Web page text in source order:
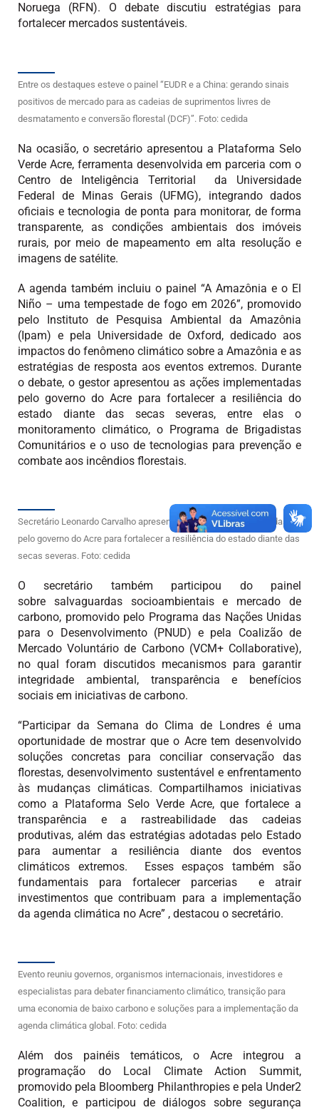
Noruega (RFN). O debate discutiu estratégias para
fortalecer mercados sustentáveis.
Entre os destaques esteve o painel “EUDR e a China: gerando sinais
positivos de mercado para as cadeias de suprimentos livres de
desmatamento e conversão florestal (DCF)”. Foto: cedida
Na ocasião, o secretário apresentou a Plataforma Selo
Verde Acre, ferramenta desenvolvida em parceria com o
Centro de Inteligência Territorial da Universidade
Federal de Minas Gerais (UFMG), integrando dados
oficiais e tecnologia de ponta para monitorar, de forma
transparente, as condições ambientais dos imóveis
rurais, por meio de mapeamento em alta resolução e
imagens de satélite.
A agenda também incluiu o painel “A Amazônia e o El
Niño – uma tempestade de fogo em 2026”, promovido
pelo Instituto de Pesquisa Ambiental da Amazônia
(Ipam) e pela Universidade de Oxford, dedicado aos
impactos do fenômeno climático sobre a Amazônia e as
estratégias de resposta aos eventos extremos. Durante
o debate, o gestor apresentou as ações implementadas
pelo governo do Acre para fortalecer a resiliência do
estado diante das secas severas, entre elas o
monitoramento climático, o Programa de Brigadistas
Comunitários e o uso de tecnologias para prevenção e
combate aos incêndios florestais.
Secretário Leonardo Carvalho apresentou as ações implementadas
pelo governo do Acre para fortalecer a resiliência do estado diante das
secas severas. Foto: cedida
O secretário também participou do painel
sobre salvaguardas socioambientais e mercado de
carbono, promovido pelo Programa das Nações Unidas
para o Desenvolvimento (PNUD) e pela Coalizão de
Mercado Voluntário de Carbono (VCM+ Collaborative),
no qual foram discutidos mecanismos para garantir
integridade ambiental, transparência e benefícios
sociais em iniciativas de carbono.
“Participar da Semana do Clima de Londres é uma
oportunidade de mostrar que o Acre tem desenvolvido
soluções concretas para conciliar conservação das
florestas, desenvolvimento sustentável e enfrentamento
às mudanças climáticas. Compartilhamos iniciativas
como a Plataforma Selo Verde Acre, que fortalece a
transparência e a rastreabilidade das cadeias
produtivas, além das estratégias adotadas pelo Estado
para aumentar a resiliência diante dos eventos
climáticos extremos. Esses espaços também são
fundamentais para fortalecer parcerias e atrair
investimentos que contribuam para a implementação
da agenda climática no Acre” , destacou o secretário.
Evento reuniu governos, organismos internacionais, investidores e
especialistas para debater financiamento climático, transição para
uma economia de baixo carbono e soluções para a implementação da
agenda climática global. Foto: cedida
Além dos painéis temáticos, o Acre integrou a
programação do Local Climate Action Summit,
promovido pela Bloomberg Philanthropies e pela Under2
Coalition, e participou de diálogos sobre segurança